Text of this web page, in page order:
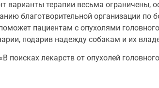
терапии весьма ограничены,
благотворительной организации по
пациентам с опухолями
подарив надежду собакам и их
лекарств от опухолей